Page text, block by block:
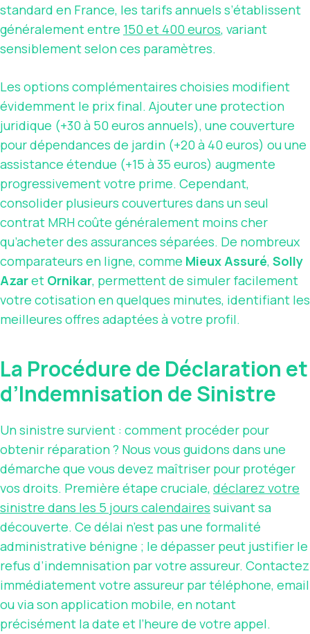
standard en France, les tarifs annuels s’établissent
généralement entre 150 et 400 euros, variant
sensiblement selon ces paramètres.
Les options complémentaires choisies modifient
évidemment le prix final. Ajouter une protection
juridique (+30 à 50 euros annuels), une couverture
pour dépendances de jardin (+20 à 40 euros) ou une
assistance étendue (+15 à 35 euros) augmente
progressivement votre prime. Cependant,
consolider plusieurs couvertures dans un seul
contrat MRH coûte généralement moins cher
qu’acheter des assurances séparées. De nombreux
comparateurs en ligne, comme Mieux Assuré, Solly
Azaret Ornikar, permettent de simuler facilement
votre cotisation en quelques minutes, identifiant les
meilleures offres adaptées à votre profil.
La Procédure de Déclaration et
d’Indemnisation de Sinistre
Un sinistre survient : comment procéder pour
obtenir réparation ? Nous vous guidons dans une
démarche que vous devez maîtriser pour protéger
vos droits. Première étape cruciale, déclarez votre
sinistre dans les 5 jours calendaires suivant sa
découverte. Ce délai n’est pas une formalité
administrative bénigne ; le dépasser peut justifier le
refus d’indemnisation par votre assureur. Contactez
immédiatement votre assureur par téléphone, email
ou via son application mobile, en notant
précisément la date et l’heure de votre appel.